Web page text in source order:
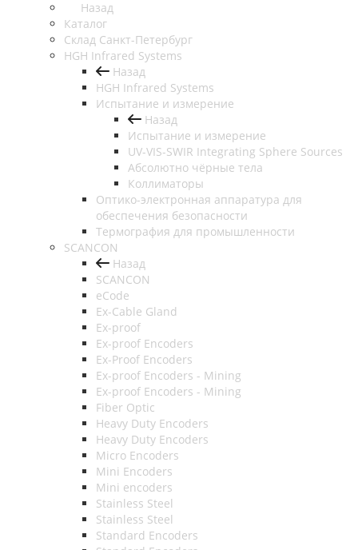
Назад
Каталог
Cклад Санкт-Петербург
HGH Infrared Systems
Назад
HGH Infrared Systems
Испытание и измерение
Назад
Испытание и измерение
UV-VIS-SWIR Integrating Sphere Sources
Абсолютно чёрные тела
Коллиматоры
Оптико-электронная аппаратура для
обеспечения безопасности
Термография для промышленности
SCANCON
Назад
SCANCON
eCode
Ex-Cable Gland
Ex-proof
Ex-proof Encoders
Ex-Proof Encoders
Ex-proof Encoders - Mining
Ex-proof Encoders - Mining
Fiber Optic
Heavy Duty Encoders
Heavy Duty Encoders
Micro Encoders
Mini Encoders
Mini encoders
Stainless Steel
Stainless Steel
Standard Encoders